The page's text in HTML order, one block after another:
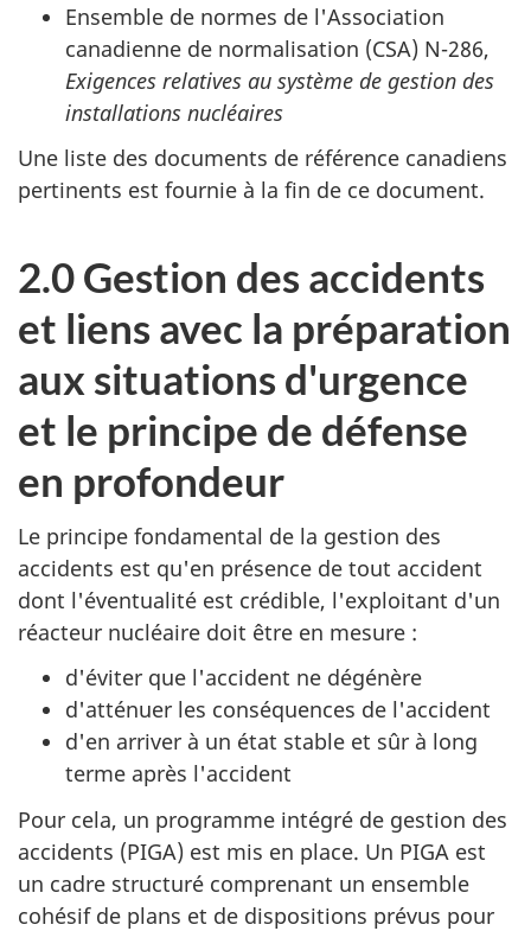
Ensemble de normes de l'Association
canadienne de normalisation (CSA) N-286,
Exigences relatives au système de gestion des
installations nucléaires
Une liste des documents de référence canadiens
pertinents est fournie à la fin de ce document.
2.0 Gestion des accidents
et liens avec la préparation
aux situations d'urgence
et le principe de défense
en profondeur
Le principe fondamental de la gestion des
accidents est qu'en présence de tout accident
dont l'éventualité est crédible, l'exploitant d'un
réacteur nucléaire doit être en mesure :
d'éviter que l'accident ne dégénère
d'atténuer les conséquences de l'accident
d'en arriver à un état stable et sûr à long
terme après l'accident
Pour cela, un programme intégré de gestion des
accidents (PIGA) est mis en place. Un PIGA est
un cadre structuré comprenant un ensemble
cohésif de plans et de dispositions prévus pour